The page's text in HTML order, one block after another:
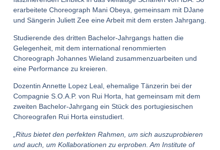
erarbeitete Choreograph Mani Obeya, gemeinsam mit DJane
und Sängerin Juliett Zee eine Arbeit mit dem ersten Jahrgang.
Studierende des dritten Bachelor-Jahrgangs hatten die
Gelegenheit, mit dem international renommierten
Choreograph Johannes Wieland zusammenzuarbeiten und
eine Performance zu kreieren.
Dozentin Annette Lopez Leal, ehemalige Tänzerin bei der
Compagnie S.O.A.P. von Rui Horta, hat gemeinsam mit dem
zweiten Bachelor-Jahrgang ein Stück des portugiesischen
Choreografen Rui Horta einstudiert.
„Ritus bietet den perfekten Rahmen, um sich auszuprobieren
und auch, um Kollaborationen zu erproben. Am Institute of